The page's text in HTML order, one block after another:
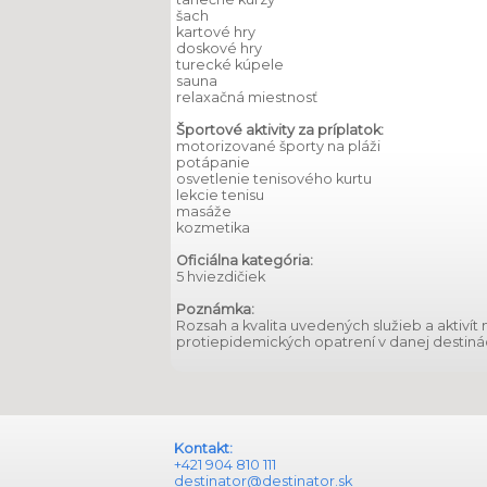
šach
kartové hry
doskové hry
turecké kúpele
sauna
relaxačná miestnosť
Športové aktivity za príplatok:
motorizované športy na pláži
potápanie
osvetlenie tenisového kurtu
lekcie tenisu
masáže
kozmetika
Oficiálna kategória:
5 hviezdičiek
Poznámka:
Rozsah a kvalita uvedených služieb a
protiepidemických opatrení v danej
Kontakt:
+421 904 810 111
destinator@destinator.sk